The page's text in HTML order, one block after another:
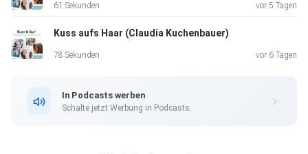
Unsere allgemeinen Datenschutzrichtlinien finden Sie unter
https://art19.com/privacy. Die Datenschutzrichtlinien für
61 Sekunden vor 5 Tagen
Kuss aufs Haar (Claudia Kuchenbauer)
78 Sekunden vor 6 Tagen
In Podcasts werben
Schalte jetzt Werbung in Podcasts.